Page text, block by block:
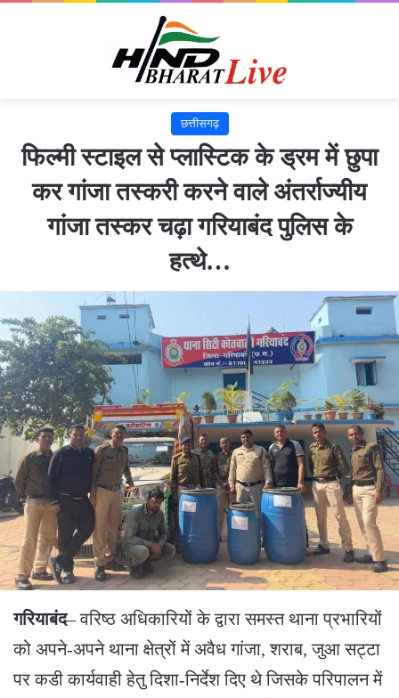
छत्तीसगढ़
फिल्मी स्टाइल से प्लास्टिक के ड्रम में छुपा
कर गांजा तस्करी करने वाले अंतर्राज्यीय
गांजा तस्कर चढ़ा गरियाबंद पुलिस के
हत्थे…
गरियाबंद– वरिष्ठ अधिकारियों के द्वारा समस्त थाना प्रभारियों
को अपने-अपने थाना क्षेत्रों में अवैध गांजा, शराब, जुआ सट्टा
पर कडी कार्यवाही हेतु दिशा-निर्देश दिए थे जिसके परिपालन में